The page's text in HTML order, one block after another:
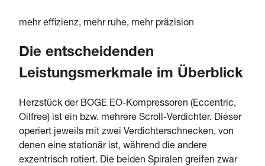
mehr effizienz, mehr ruhe, mehr präzision
Die entscheidenden
Leistungsmerkmale im Überblick
Herzstück der BOGE EO-Kompressoren (Eccentric,
Oilfree) ist ein bzw. mehrere Scroll-Verdichter. Dieser
operiert jeweils mit zwei Verdichterschnecken, von
denen eine stationär ist, während die andere
exzentrisch rotiert. Die beiden Spiralen greifen zwar